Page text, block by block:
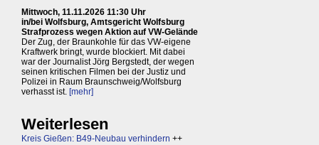
Mittwoch, 11.11.2026 11:30 Uhr
in/bei Wolfsburg, Amtsgericht Wolfsburg
Strafprozess wegen Aktion auf VW-Gelände
Der Zug, der Braunkohle für das VW-eigene
Kraftwerk bringt, wurde blockiert. Mit dabei
war der Journalist Jörg Bergstedt, der wegen
seinen kritischen Filmen bei der Justiz und
Polizei in Raum Braunschweig/Wolfsburg
verhasst ist. [mehr]
Weiterlesen
Kreis Gießen: B49-Neubau verhindern ++